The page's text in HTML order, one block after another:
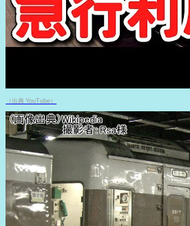
（出典 YouTube）